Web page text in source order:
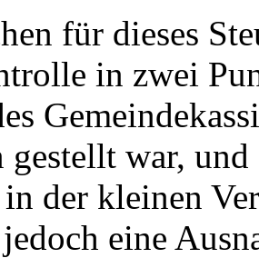
für dieses
in zwei
gestellt war,
der kleinen
eine